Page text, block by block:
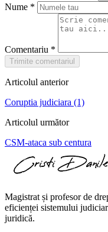
Nume *
Comentariu *
Trimite comentariul
Articolul anterior
Coruptia judiciara (1)
Articolul următor
CSM-ataca sub centura
Magistrat și profesor de
eficienței sistemului
juridică.